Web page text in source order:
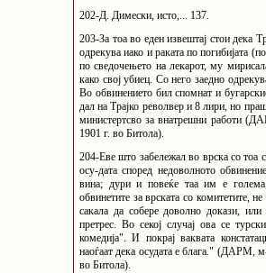
202-Д. Димески, исто,... 137.
203-За тоа во еден извештај стои дека
одрекува иако и раката по погибијата
по сведочењето на лекарот, му
како свој убиец. Со него заедно
Во обвинението бил спомнат и
дал на Трајко револвер и 8 лири, но
министертсво за внатрешни работи
1901 г. во Битола).
204-Еве што забележал во врска со тоа
осу-дата според недоволното
вина; дури и повеќе таа им е
обвинетите за врската со комитетите,
сакала да собере доволно докази, или
претрес. Во секој случај ова се
комедија". И покрај ваквата
наоѓаат дека осудата е блага."
во Битола).